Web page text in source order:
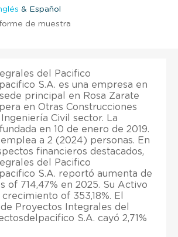
& Español
de muestra
del Pacifico
S.A. es una empresa en
principal en Rosa Zarate
en Otras Construcciones
Ingeniería Civil sector. La
en 10 de enero de 2019.
a 2 (2024) personas. En
financieros destacados,
del Pacifico
S.A. reportó aumenta de
of 714,47% en 2025. Su Activo
of 353,18%. El
Proyectos Integrales del
S.A. cayó 2,71%